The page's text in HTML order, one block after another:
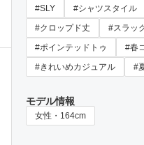
#SLY #シャツスタイル
#クロップド丈
#スラッ
#ポインテッドトゥ
#春
#きれいめカジュアル
#
モデル情報
女性・164cm